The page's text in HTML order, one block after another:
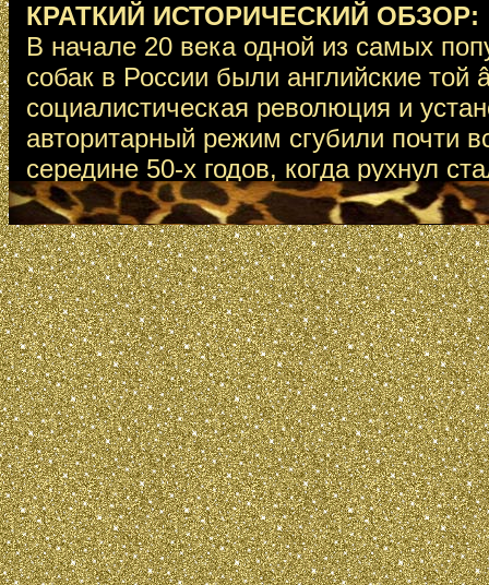
КРАТКИЙ ИСТОРИЧЕСКИЙ ОБЗОР:
В начале 20 века одной из самых
собак в России были английские той
социалистическая революция и
авторитарный режим сгубили почти
середине 50-х годов, когда рухнул
появилась возможность для
все собранные поначалу собаки
многие из них были
сложившейся в те времена
российские кинологи не считали
стандартам, принятым в других
утвердили свои стандарты.
терьера, оказался резко отличным от
той - терьера по многим
момента развитие породы в России
12 октября 1958 года в г. Москве от
терьеров, один из которых имел